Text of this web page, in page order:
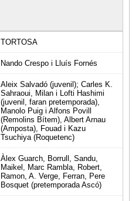
TORTOSA
Nando Crespo i Lluís Fornés
Aleix Salvadó (juvenil); Carles K.
Sahraoui, Milan i Lofti Hashimi
(juvenil, faran pretemporada),
Manolo Puig i Alfons Povill
(Remolins Bítem), Albert Arnau
(Amposta), Fouad i Kazu
Tsuchiya (Roquetenc)
Àlex Guarch, Borrull, Sandu,
Maikel, Marc Rambla, Robert,
Ramon, A. Verge, Ferran, Pere
Bosquet (pretemporada Ascó)